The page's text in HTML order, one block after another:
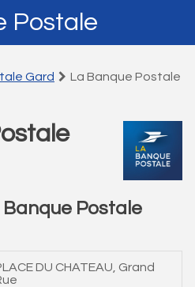
Postale
Gard
La Banque Postale
Postale
DU CHATEAU, Grand